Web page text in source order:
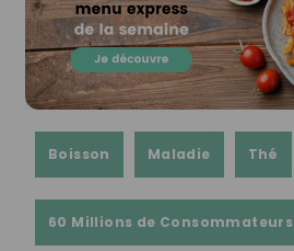
Boisson Maladie Thé
60 Millions de Consommateurs